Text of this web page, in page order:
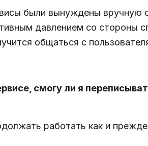
были вынуждены вручную
давлением со стороны
общаться с
смогу ли я
работать как и